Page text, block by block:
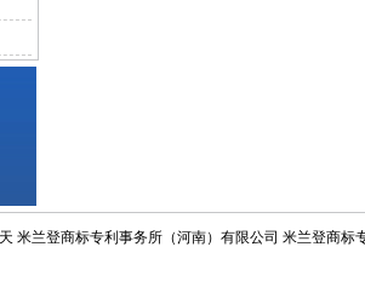
米兰登商标专利事务所（河南）有限公司 米兰登商标